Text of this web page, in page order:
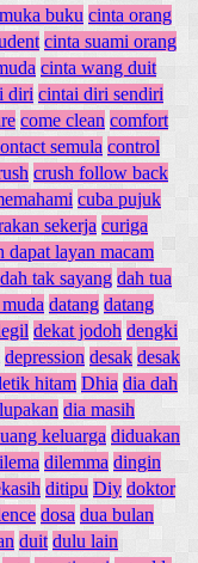
buku cinta orang
cinta suami orang
cinta wang duit
diri cintai diri sendiri
come clean comfort
semula control
crush follow back
cuba pujuk
sekerja curiga
dapat layan macam
dah tak sayang dah tua
datang datang
dekat jodoh dengki
depression desak desak
hitam Dhia dia dah
dia masih
keluarga diduakan
dilemma dingin
ditipu Diy doktor
dosa dua bulan
duit dulu lain